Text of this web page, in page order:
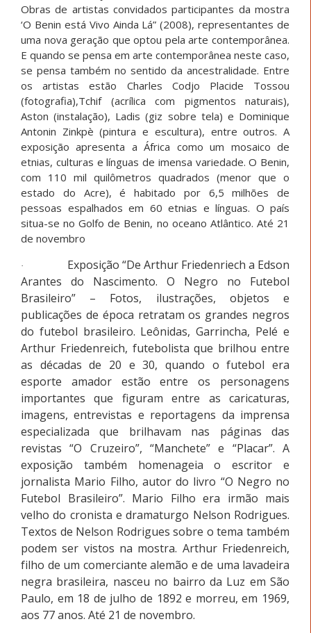
Obras de artistas convidados participantes da mostra
‘O Benin está Vivo Ainda Lá” (2008), representantes de
uma nova geração que optou pela arte contemporânea.
E quando se pensa em arte contemporânea neste caso,
se pensa também no sentido da ancestralidade. Entre
os artistas estão Charles Codjo Placide Tossou
(fotografia),Tchif (acrílica com pigmentos naturais),
Aston (instalação), Ladis (giz sobre tela) e Dominique
Antonin Zinkpè (pintura e escultura), entre outros. A
exposição apresenta a África como um mosaico de
etnias, culturas e línguas de imensa variedade. O Benin,
com 110 mil quilômetros quadrados (menor que o
estado do Acre), é habitado por 6,5 milhões de
pessoas espalhados em 60 etnias e línguas. O país
situa-se no Golfo de Benin, no oceano Atlântico. Até 21
de novembro
·
Exposição “De Arthur Friedenriech a Edson
Arantes do Nascimento. O Negro no Futebol
Brasileiro” – Fotos, ilustrações, objetos e
publicações de época retratam os grandes negros
do futebol brasileiro. Leônidas, Garrincha, Pelé e
Arthur Friedenreich, futebolista que brilhou entre
as décadas de 20 e 30, quando o futebol era
esporte amador estão entre os personagens
importantes que figuram entre as caricaturas,
imagens, entrevistas e reportagens da imprensa
especializada que brilhavam nas páginas das
revistas “O Cruzeiro”, “Manchete” e “Placar”. A
exposição também homenageia o escritor e
jornalista Mario Filho, autor do livro “O Negro no
Futebol Brasileiro”. Mario Filho era irmão mais
velho do cronista e dramaturgo Nelson Rodrigues.
Textos de Nelson Rodrigues sobre o tema também
podem ser vistos na mostra. Arthur Friedenreich,
filho de um comerciante alemão e de uma lavadeira
negra brasileira, nasceu no bairro da Luz em São
Paulo, em 18 de julho de 1892 e morreu, em 1969,
aos 77 anos. Até 21 de novembro.